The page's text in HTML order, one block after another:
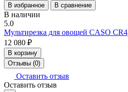
В избранное В сравнение
В наличии
5.0
Мультирезка для овощей CASO CR4
12 080 ₽
В корзину
Отзывы (0)
Оставить отзыв
Оставить отзыв